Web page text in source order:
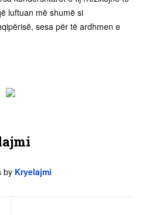
luftuan më shumë si
sesa për të ardhmen e
by Kryelajmi